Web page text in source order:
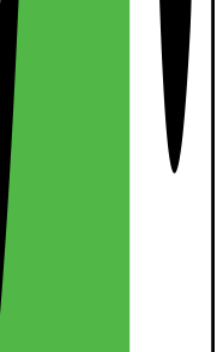
smartphone